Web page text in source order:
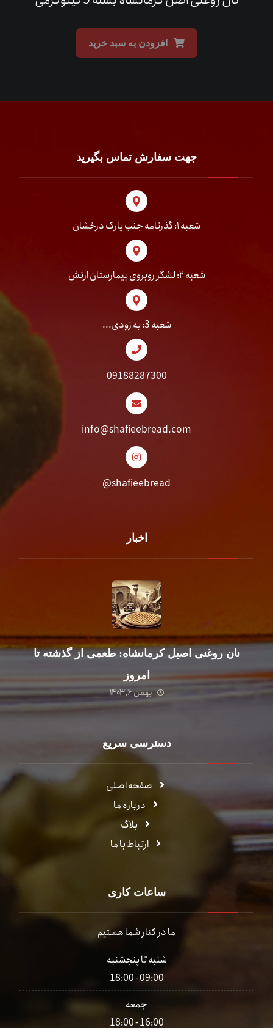
افزودن به سبد خرید
جهت سفارش تماس بگیرید
شعبه ۱: گذرنامه جنب پارک درخشان
شعبه ۲: لشگر روبروی بیمارستان ارتش
شعبه 3: به زودی...
09188287300
info@shafieebread.com
shafieebread@
اخبار
نان روغنی اصیل کرمانشاه: طعمی از گذشته تا
امروز
بهمن ۶, ۱۴۰۳
دسترسی سریع
صفحه اصلی
درباره ما
بلاگ
ارتباط با ما
ساعات کاری
ما در کنار شما هستیم
شنبه تا پنجشنبه
09:00 - 18:00
جمعه
16:00 - 18:00